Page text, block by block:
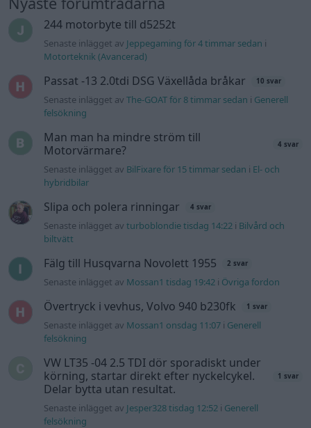
244 motorbyte till d5252t
Senaste inlägget av Jeppegaming för 4 timmar sedan i
Motorteknik (Avancerad)
Passat -13 2.0tdi DSG Växellåda bråkar 10 svar
Senaste inlägget avThe-GOAT för 8 timmar sedan i Generell
felsökning
Man man ha mindre ström till
Motorvärmare?
4 svar
Senaste inlägget av BilFixare för 15 timmar sedan i El- och
hybridbilar
Slipa och polera rinningar 4 svar
Senaste inlägget avturboblondie tisdag 14:22 i Bilvård och
biltvätt
Fälg till Husqvarna Novolett 1955 2 svar
Senaste inlägget av Mossan1 tisdag 19:42 i Övriga fordon
Övertryck i vevhus, Volvo 940 b230fk 1 svar
Senaste inlägget av Mossan1 onsdag 11:07 i Generell
felsökning
VW LT35 -04 2.5 TDI dör sporadiskt under
körning, startar direkt efter nyckelcykel.
Delar bytta utan resultat.
1 svar
Senaste inlägget av Jesper328 tisdag 12:52 i Generell
felsökning